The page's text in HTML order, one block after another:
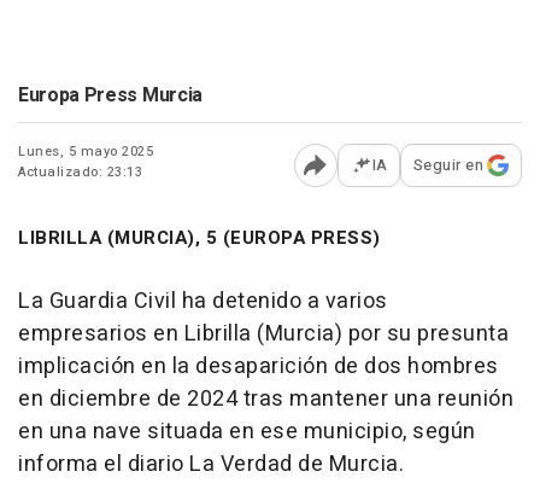
Europa Press Murcia
Lunes, 5 mayo 2025
Actualizado: 23:13
Abrir opciones para
IA Seguir en
LIBRILLA (MURCIA), 5 (EUROPA PRESS)
La Guardia Civil ha detenido a varios
empresarios en Librilla (Murcia) por su presunta
implicación en la desaparición de dos hombres
en diciembre de 2024 tras mantener una reunión
en una nave situada en ese municipio, según
informa el diario La Verdad de Murcia.